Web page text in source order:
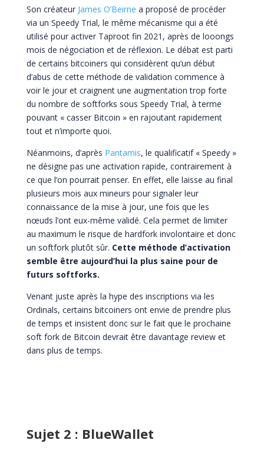
Son créateur James O’Beirne a proposé de procéder
via un Speedy Trial, le même mécanisme qui a été
utilisé pour activer Taproot fin 2021, après de looongs
mois de négociation et de réflexion. Le débat est parti
de certains bitcoiners qui considèrent qu’un début
d’abus de cette méthode de validation commence à
voir le jour et craignent une augmentation trop forte
du nombre de softforks sous Speedy Trial, à terme
pouvant « casser Bitcoin » en rajoutant rapidement
tout et n’importe quoi.
Néanmoins, d’après Pantamis, le qualificatif « Speedy »
ne désigne pas une activation rapide, contrairement à
ce que l’on pourrait penser. En effet, elle laisse au final
plusieurs mois aux mineurs pour signaler leur
connaissance de la mise à jour, une fois que les
nœuds l’ont eux-même validé. Cela permet de limiter
au maximum le risque de hardfork involontaire et donc
un softfork plutôt sûr. Cette méthode d’activation
semble être aujourd’hui la plus saine pour de
futurs softforks.
Venant juste après la hype des inscriptions via les
Ordinals, certains bitcoiners ont envie de prendre plus
de temps et insistent donc sur le fait que le prochaine
soft fork de Bitcoin devrait être davantage review et
dans plus de temps.
Sujet 2 : BlueWallet